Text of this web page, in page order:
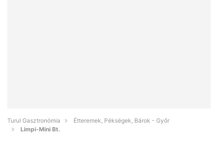
Turul Gasztronómia
Étteremek, Pékségek, Bárok - Győr
Limpi-Mini Bt.